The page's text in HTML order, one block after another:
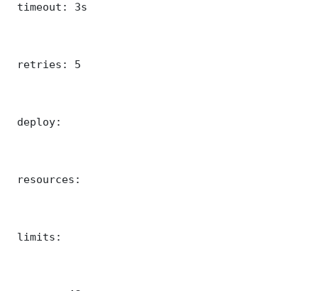
timeout: 3s
retries: 5
deploy:
resources:
limits: